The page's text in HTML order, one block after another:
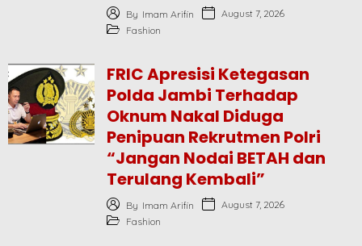
By Imam Arifin
August 7, 2026
Fashion
FRIC Apresisi Ketegasan
Polda Jambi Terhadap
Oknum Nakal Diduga
Penipuan Rekrutmen Polri
“Jangan Nodai BETAH dan
Terulang Kembali”
By Imam Arifin
August 7, 2026
Fashion